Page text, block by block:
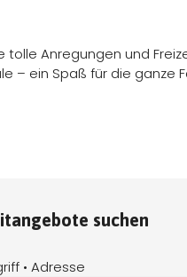
tolle Anregungen und
– ein Spaß für die ganze
suchen
• Adresse